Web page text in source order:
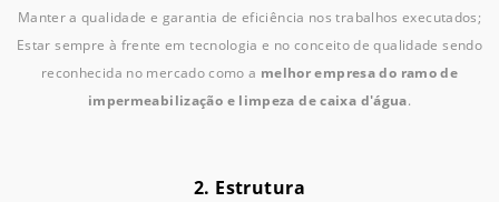
Manter a qualidade e garantia de eficiência nos trabalhos executados;
Estar sempre à frente em tecnologia e no conceito de qualidade sendo
reconhecida no mercado como a melhor empresa do ramo de
impermeabilização e limpeza de caixa d'água.
2. Estrutura